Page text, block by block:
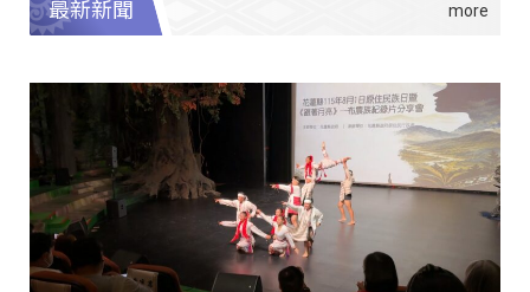
最新新聞